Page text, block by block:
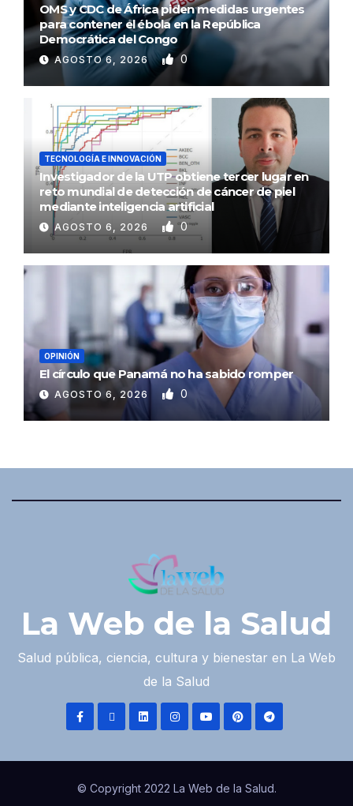
OMS y CDC de África piden medidas urgentes
para contener el ébola en la República
Democrática del Congo
AGOSTO 6, 2026 0
TECNOLOGÍA E INNOVACIÓN
Investigador de la UTP obtiene tercer lugar en
reto mundial de detección de cáncer de piel
mediante inteligencia artificial
AGOSTO 6, 2026 0
OPINIÓN
El círculo que Panamá no ha sabido romper
AGOSTO 6, 2026 0
La Web de la Salud
Salud pública, ciencia, cultura y bienestar en La Web
de la Salud
© Copyright 2022 La Web de la Salud.